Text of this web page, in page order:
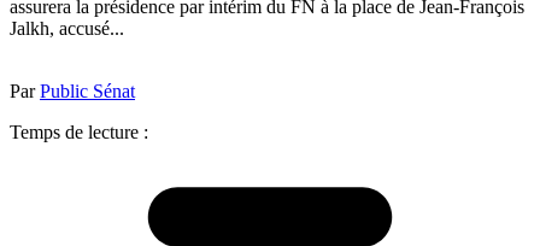
assurera la présidence par intérim du FN à la place de Jean-François
Jalkh, accusé...
ParPublic Sénat
Temps de lecture :